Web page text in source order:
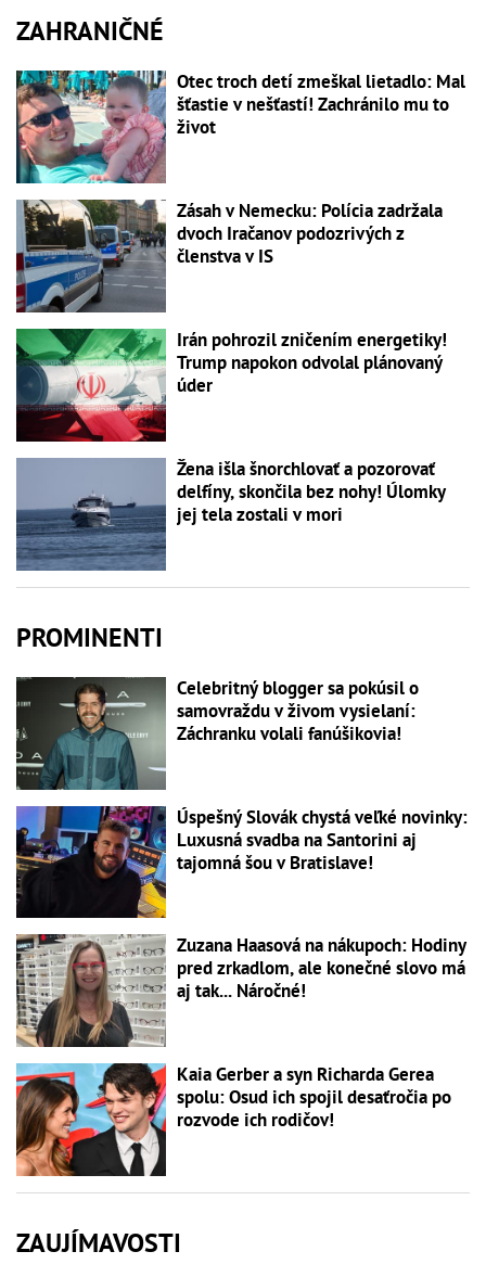
ZAHRANIČNÉ
Otec troch detí zmeškal lietadlo: Mal
šťastie v nešťastí! Zachránilo mu to
život
Zásah v Nemecku: Polícia zadržala
dvoch Iračanov podozrivých z
členstva v IS
Irán pohrozil zničením energetiky!
Trump napokon odvolal plánovaný
úder
Žena išla šnorchlovať a pozorovať
delfíny, skončila bez nohy! Úlomky
jej tela zostali v mori
PROMINENTI
Celebritný blogger sa pokúsil o
samovraždu v živom vysielaní:
Záchranku volali fanúšikovia!
Úspešný Slovák chystá veľké novinky:
Luxusná svadba na Santorini aj
tajomná šou v Bratislave!
Zuzana Haasová na nákupoch: Hodiny
pred zrkadlom, ale konečné slovo má
aj tak... Náročné!
Kaia Gerber a syn Richarda Gerea
spolu: Osud ich spojil desaťročia po
rozvode ich rodičov!
ZAUJÍMAVOSTI